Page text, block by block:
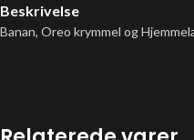
Beskrivelse
Banan, Oreo krymmel og